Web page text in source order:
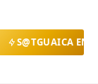
S@TGUAICA EN